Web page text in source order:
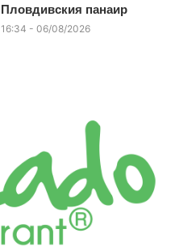
Пловдивския панаир
16:34 - 06/08/2026